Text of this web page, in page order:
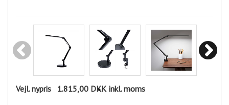
Vejl. nypris 1.815,00 DKK inkl. moms